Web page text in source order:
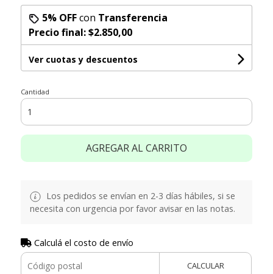
5% OFFcon Transferencia
Precio final:$2.850,00
Ver cuotas y descuentos
Cantidad
AGREGAR AL CARRITO
Los pedidos se envían en 2-3 días hábiles, si se
necesita con urgencia por favor avisar en las notas.
Calculá el costo de envío
CALCULAR